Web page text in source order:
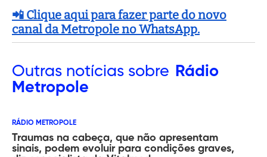
📲 Clique aqui para fazer parte do novo
canal da Metropole no WhatsApp.
Outras notícias sobre Rádio
Metropole
RÁDIO METROPOLE
Traumas na cabeça, que não apresentam
sinais, podem evoluir para condições graves,